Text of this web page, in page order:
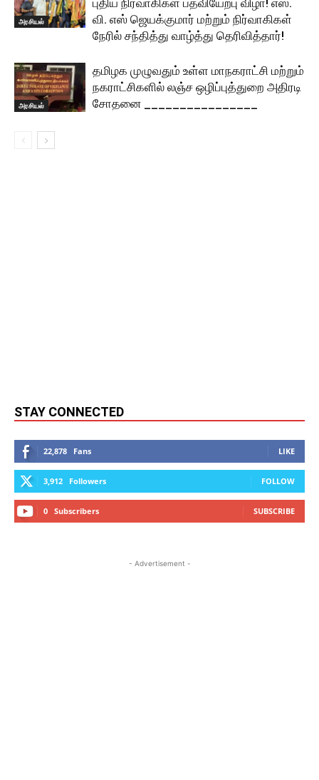
அரசியல்
புதிய நிர்வாகிகள் பதவியேற்பு விழா! எஸ்.
வி. எஸ் ஜெயக்குமார் மற்றும் நிர்வாகிகள்
நேரில் சந்தித்து வாழ்த்து தெரிவித்தார்!
அரசியல்
தமிழக முழுவதும் உள்ள மாநகராட்சி மற்றும்
நகராட்சிகளில் லஞ்ச ஒழிப்புத்துறை அதிரடி
சோதனை ________________
STAY CONNECTED
22,878 Fans LIKE
3,912 Followers FOLLOW
0 Subscribers SUBSCRIBE
- Advertisement -